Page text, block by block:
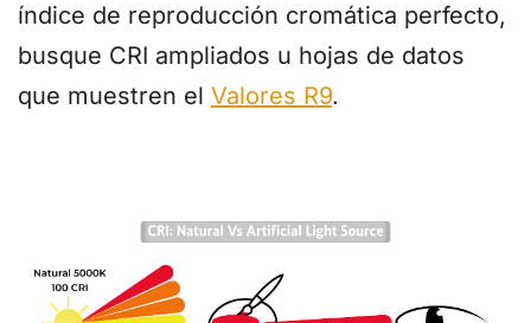
índice de reproducción cromática perfecto,
busque CRI ampliados u hojas de datos
que muestren el Valores R9.